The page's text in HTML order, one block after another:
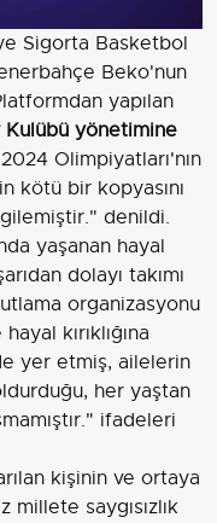
Sigorta Basketbol
Beko'nun
yapılan
yönetimine
Olimpiyatları'nın
kötü bir kopyasını
denildi.
yaşanan hayal
dolayı takımı
organizasyonu
kırıklığına
yer etmiş, ailelerin
her yaştan
ifadeleri
kişinin ve ortaya
millete saygısızlık